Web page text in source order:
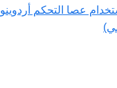
عصا التحكم أردوينو